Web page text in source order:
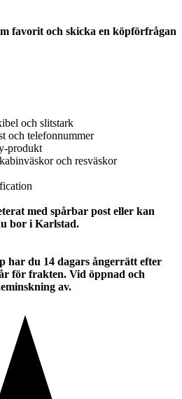
favorit och skicka en köpförfrågan
och slitstark
och telefonnummer
produkt
och resväskor
med spårbar post eller kan
bor i Karlstad.
har du 14 dagars ångerrätt efter
för frakten. Vid öppnad och
av.